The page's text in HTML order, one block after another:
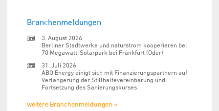
Branchenmeldungen
3. August 2026
Berliner Stadtwerke und naturstrom kooperieren bei
70 Megawatt-Solarpark bei Frankfurt (Oder)
31. Juli 2026
ABO Energy einigt sich mit Finanzierungspartnern auf
Verlängerung der Stillhaltevereinbarung und
Fortsetzung des Sanierungskurses
weitere Branchenmeldungen »